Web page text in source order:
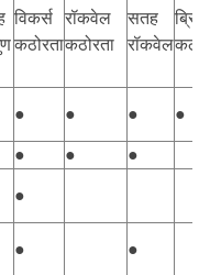
विकर्स
कठोरता
रॉकवेल
कठोरता
सतह
रॉकवेल
● ● ● ●
● ●
●
●
● ●